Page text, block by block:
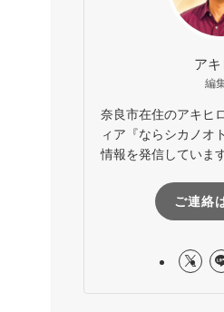
ア
編
奈良市在住のアキヒ
ィア『ならシカノオ
情報を発信しています
ご連絡